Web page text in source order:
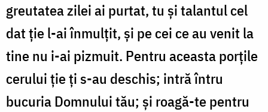
greutatea zilei ai purtat, tu şi talantul cel
dat ţie l-ai înmulţit, şi pe cei ce au venit la
tine nu i-ai pizmuit. Pentru aceasta porţile
cerului ţie ţi s-au deschis; intră întru
bucuria Domnului tău; și roagă-te pentru